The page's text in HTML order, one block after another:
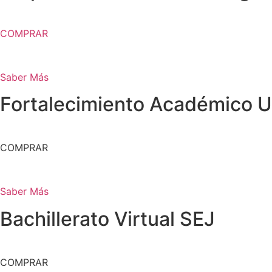
COMPRAR
Saber Más
Fortalecimiento Académico
COMPRAR
Saber Más
Bachillerato Virtual SEJ
COMPRAR